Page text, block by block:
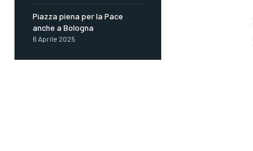
Piazza piena per la Pace
anche a Bologna
6 Aprile 2025